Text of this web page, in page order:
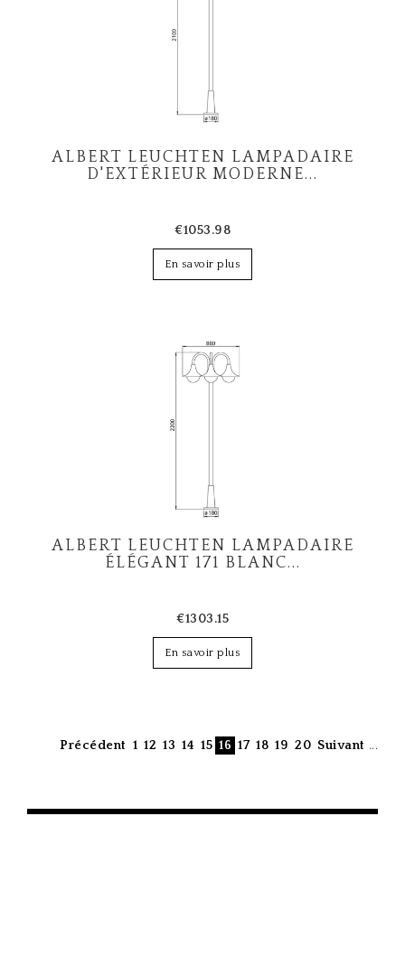
ALBERT LEUCHTEN LAMPADAIRE
D'EXTÉRIEUR MODERNE...
€1053.98
En savoir plus
ALBERT LEUCHTEN LAMPADAIRE
ÉLÉGANT 171 BLANC...
€1303.15
En savoir plus
Précédent 1 ...
12 13 14 15 16 17 18 19 20 Suivant